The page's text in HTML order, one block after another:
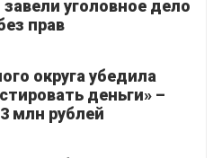
уголовное дело
прав
округа убедила
деньги» –
млн рублей